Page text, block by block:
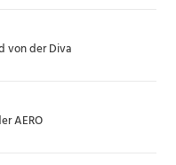
von der Diva
AERO